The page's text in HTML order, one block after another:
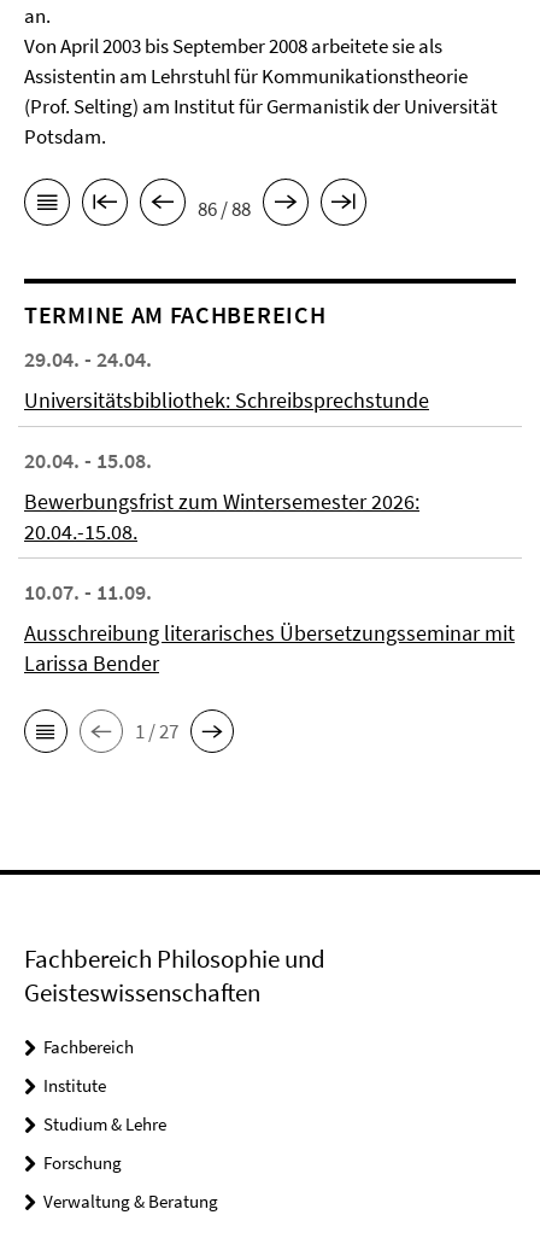
an.
Von April 2003 bis September 2008 arbeitete sie als
Assistentin am Lehrstuhl für Kommunikationstheorie
(Prof. Selting) am Institut für Germanistik der Universität
Potsdam.
86 / 88
TERMINE AM FACHBEREICH
29.04. - 24.04.
Universitätsbibliothek: Schreibsprechstunde
20.04. - 15.08.
Bewerbungsfrist zum Wintersemester 2026:
20.04.-15.08.
10.07. - 11.09.
Ausschreibung literarisches Übersetzungsseminar mit
Larissa Bender
1 / 27
Fachbereich Philosophie und
Geisteswissenschaften
Fachbereich
Institute
Studium & Lehre
Forschung
Verwaltung & Beratung